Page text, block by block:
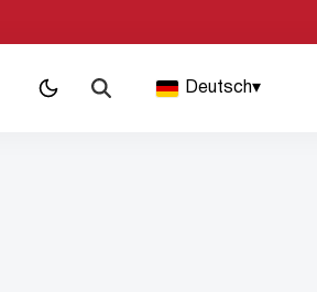
Deutsch▾